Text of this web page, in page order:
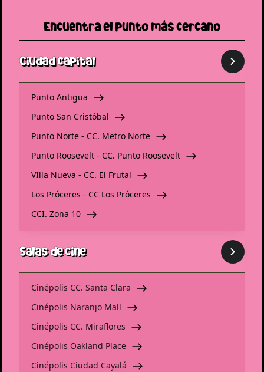
Encuentra el punto más cercano
Ciudad capital
Punto Antigua
Punto San Cristóbal
Punto Norte - CC. Metro Norte
Punto Roosevelt - CC. Punto Roosevelt
VIlla Nueva - CC. El Frutal
Los Próceres - CC Los Próceres
CCI. Zona 10
Salas de cine
Cinépolis CC. Santa Clara
Cinépolis Naranjo Mall
Cinépolis CC. Miraflores
Cinépolis Oakland Place
Cinépolis Ciudad Cayalá